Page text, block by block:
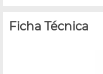
Ficha Técnica